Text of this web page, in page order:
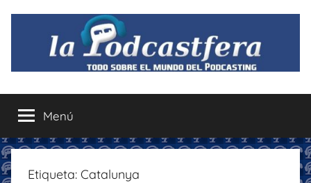
contenido
La
Podcastfera
el
mundo
del
podcasting
Menú
Etiqueta: Catalunya